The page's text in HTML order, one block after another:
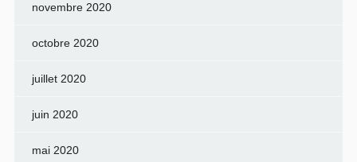
novembre 2020
octobre 2020
juillet 2020
juin 2020
mai 2020